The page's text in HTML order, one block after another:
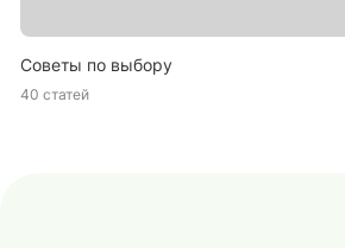
Советы по выбору
40 статей